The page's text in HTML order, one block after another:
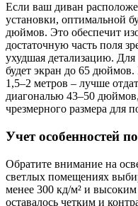
Если ваш диван
установки, оптимальной
дюймов. Это обеспечит
достаточную часть поля
ухудшая детализацию.
будет экран до 65
1,5–2 метров – лучше
диагональю 43–50
чрезмерного размера для
Учет особенностей
Обратите внимание на
светлых помещениях
менее 300 кд/м² и
оставалось четким и